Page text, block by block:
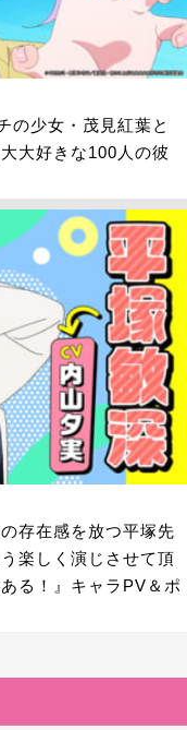
の少女・茂見紅葉と
大好きな100人の彼
存在感を放つ平塚先
楽しく演じさせて頂
る！』キャラPV＆ポ